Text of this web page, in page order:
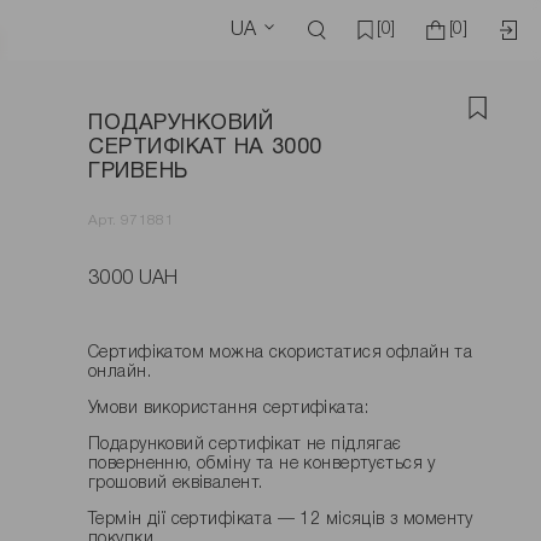
UA [0] [0]
ПОДАРУНКОВИЙ
СЕРТИФІКАТ НА 3000
ГРИВЕНЬ
Арт. 971881
3000 UAH
Сертифікатом можна скористатися офлайн та
онлайн.
Умови використання сертифіката:
Подарунковий сертифікат не підлягає
поверненню, обміну та не конвертується у
грошовий еквівалент.
Термін дії сертифіката — 12 місяців з моменту